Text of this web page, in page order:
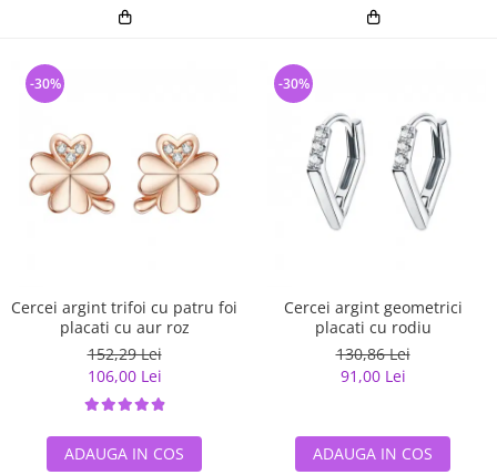
Cercei argint trifoi cu patru foi
placati cu aur roz
152,29 Lei
106,00 Lei
-30%
ADAUGA IN COS
Cercei argint geometrici
placati cu rodiu
130,86 Lei
91,00 Lei
-30%
ADAUGA IN COS